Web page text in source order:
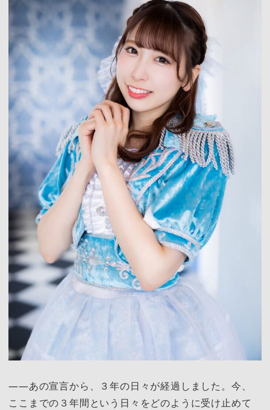
――あの宣言から、３年の日々が経過しました。今、
ここまでの３年間という日々をどのように受け止めて